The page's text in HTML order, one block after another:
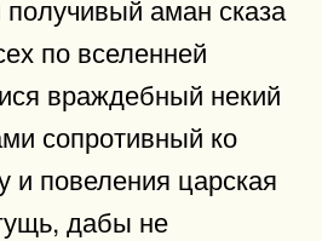
получивый аман сказа
по вселенней
враждебный некий
сопротивный ко
и повеления царская
дабы не